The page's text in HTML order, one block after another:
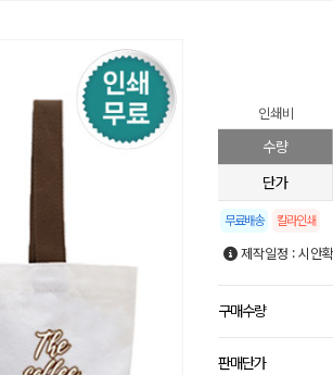
인쇄비
수량
단가
무료배송 칼라인쇄
제작일정 : 시안
구매수량
판매단가